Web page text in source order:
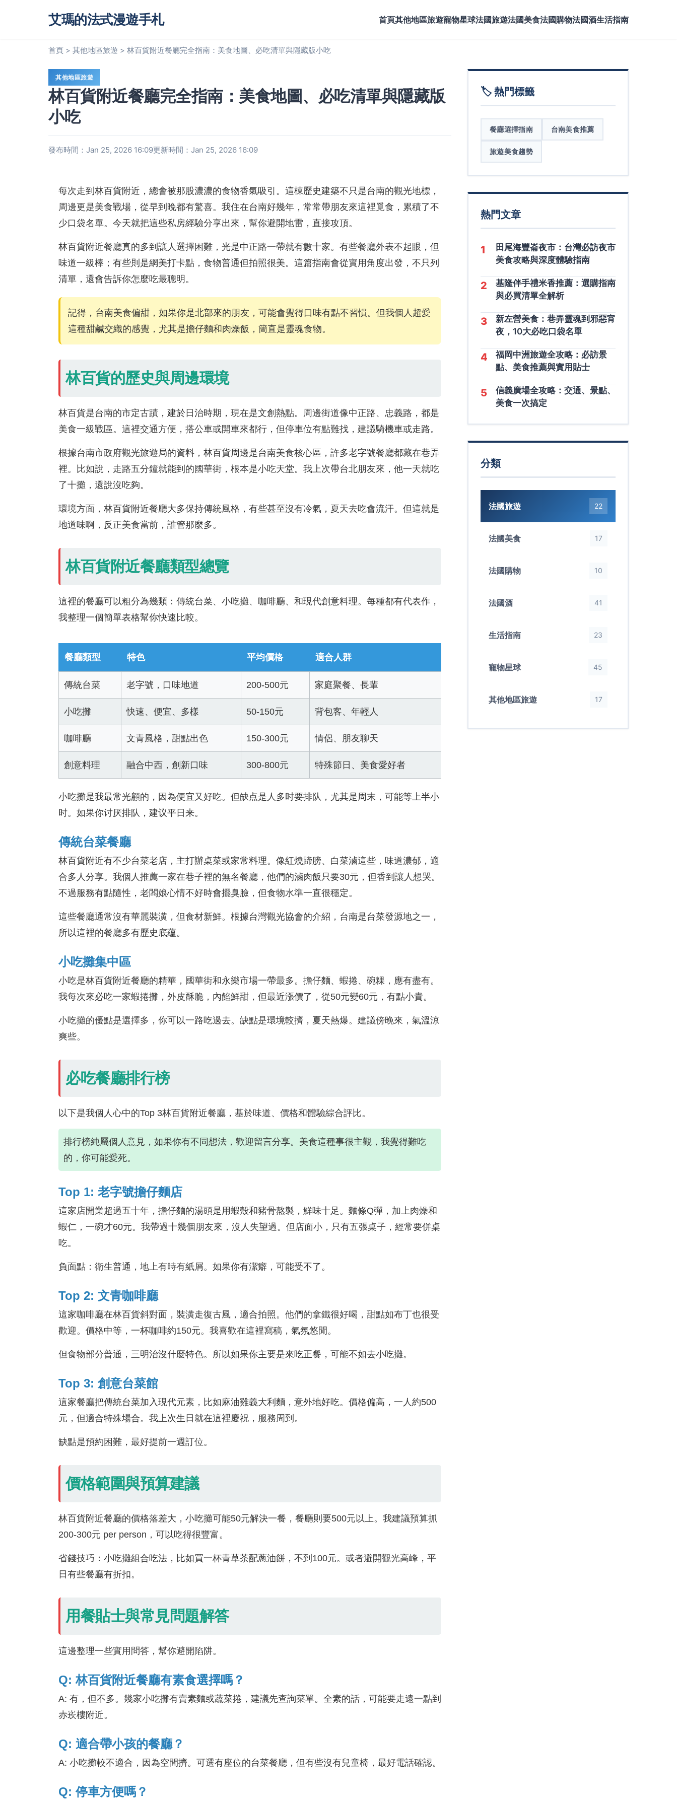
艾瑪的法式漫遊手札 首頁其他地區旅遊寵物星球法國旅遊法國美食法國購物法國酒生活指南
首頁 > 其他地區旅遊 > 林百貨附近餐廳完全指南：美食地圖、必吃清單與隱藏版小吃
其他地區旅遊
林百貨附近餐廳完全指南：美食地圖、必吃清單與隱藏版
小吃
發布時間：Jan 25, 2026 16:09更新時間：Jan 25, 2026 16:09
每次走到林百貨附近，總會被那股濃濃的食物香氣吸引。這棟歷史建築不只是台南的觀光地標，
周邊更是美食戰場，從早到晚都有驚喜。我住在台南好幾年，常常帶朋友來這裡覓食，累積了不
少口袋名單。今天就把這些私房經驗分享出來，幫你避開地雷，直接攻頂。
林百貨附近餐廳真的多到讓人選擇困難，光是中正路一帶就有數十家。有些餐廳外表不起眼，但
味道一級棒；有些則是網美打卡點，食物普通但拍照很美。這篇指南會從實用角度出發，不只列
清單，還會告訴你怎麼吃最聰明。
記得，台南美食偏甜，如果你是北部來的朋友，可能會覺得口味有點不習慣。但我個人超愛
這種甜鹹交織的感覺，尤其是擔仔麵和肉燥飯，簡直是靈魂食物。
林百貨的歷史與周邊環境
林百貨是台南的市定古蹟，建於日治時期，現在是文創熱點。周邊街道像中正路、忠義路，都是
美食一級戰區。這裡交通方便，搭公車或開車來都行，但停車位有點難找，建議騎機車或走路。
根據台南市政府觀光旅遊局的資料，林百貨周邊是台南美食核心區，許多老字號餐廳都藏在巷弄
裡。比如說，走路五分鐘就能到的國華街，根本是小吃天堂。我上次帶台北朋友來，他一天就吃
了十攤，還說沒吃夠。
環境方面，林百貨附近餐廳大多保持傳統風格，有些甚至沒有冷氣，夏天去吃會流汗。但這就是
地道味啊，反正美食當前，誰管那麼多。
林百貨附近餐廳類型總覽
這裡的餐廳可以粗分為幾類：傳統台菜、小吃攤、咖啡廳、和現代創意料理。每種都有代表作，
我整理一個簡單表格幫你快速比較。
餐廳類型 特色 平均價格 適合人群
傳統台菜 老字號，口味地道 200-500元 家庭聚餐、長輩
小吃攤 快速、便宜、多樣 50-150元 背包客、年輕人
咖啡廳 文青風格，甜點出色 150-300元 情侶、朋友聊天
創意料理 融合中西，創新口味 300-800元 特殊節日、美食愛好者
小吃攤是我最常光顧的，因為便宜又好吃。但缺点是人多时要排队，尤其是周末，可能等上半小
时。如果你讨厌排队，建议平日来。
傳統台菜餐廳
林百貨附近有不少台菜老店，主打辦桌菜或家常料理。像紅燒蹄膀、白菜滷這些，味道濃郁，適
合多人分享。我個人推薦一家在巷子裡的無名餐廳，他們的滷肉飯只要30元，但香到讓人想哭。
不過服務有點隨性，老闆娘心情不好時會擺臭臉，但食物水準一直很穩定。
這些餐廳通常沒有華麗裝潢，但食材新鮮。根據台灣觀光協會的介紹，台南是台菜發源地之一，
所以這裡的餐廳多有歷史底蘊。
小吃攤集中區
小吃是林百貨附近餐廳的精華，國華街和永樂市場一帶最多。擔仔麵、蝦捲、碗粿，應有盡有。
我每次來必吃一家蝦捲攤，外皮酥脆，內餡鮮甜，但最近漲價了，從50元變60元，有點小貴。
小吃攤的優點是選擇多，你可以一路吃過去。缺點是環境較擠，夏天熱爆。建議傍晚來，氣溫涼
爽些。
必吃餐廳排行榜
以下是我個人心中的Top 3林百貨附近餐廳，基於味道、價格和體驗綜合評比。
排行榜純屬個人意見，如果你有不同想法，歡迎留言分享。美食這種事很主觀，我覺得難吃
的，你可能愛死。
Top 1: 老字號擔仔麵店
這家店開業超過五十年，擔仔麵的湯頭是用蝦殼和豬骨熬製，鮮味十足。麵條Q彈，加上肉燥和
蝦仁，一碗才60元。我帶過十幾個朋友來，沒人失望過。但店面小，只有五張桌子，經常要併桌
吃。
負面點：衛生普通，地上有時有紙屑。如果你有潔癖，可能受不了。
Top 2: 文青咖啡廳
這家咖啡廳在林百貨斜對面，裝潢走復古風，適合拍照。他們的拿鐵很好喝，甜點如布丁也很受
歡迎。價格中等，一杯咖啡約150元。我喜歡在這裡寫稿，氣氛悠閒。
但食物部分普通，三明治沒什麼特色。所以如果你主要是來吃正餐，可能不如去小吃攤。
Top 3: 創意台菜館
這家餐廳把傳統台菜加入現代元素，比如麻油雞義大利麵，意外地好吃。價格偏高，一人約500
元，但適合特殊場合。我上次生日就在這裡慶祝，服務周到。
缺點是預約困難，最好提前一週訂位。
價格範圍與預算建議
林百貨附近餐廳的價格落差大，小吃攤可能50元解決一餐，餐廳則要500元以上。我建議預算抓
200-300元 per person，可以吃得很豐富。
省錢技巧：小吃攤組合吃法，比如買一杯青草茶配蔥油餅，不到100元。或者避開觀光高峰，平
日有些餐廳有折扣。
用餐貼士與常見問題解答
這邊整理一些實用問答，幫你避開陷阱。
Q: 林百貨附近餐廳有素食選擇嗎？
A: 有，但不多。幾家小吃攤有賣素麵或蔬菜捲，建議先查詢菜單。全素的話，可能要走遠一點到
赤崁樓附近。
Q: 適合帶小孩的餐廳？
A: 小吃攤較不適合，因為空間擠。可選有座位的台菜餐廳，但有些沒有兒童椅，最好電話確認。
Q: 停車方便嗎？
🏷️ 熱門標籤
餐廳選擇指南 台南美食推薦
旅遊美食趨勢
熱門文章
1
田尾海豐崙夜市：台灣必訪夜市
美食攻略與深度體驗指南
2
基隆伴手禮米香推薦：選購指南
與必買清單全解析
3
新左營美食：巷弄靈魂到邪惡宵
夜，10大必吃口袋名單
4
福岡中洲旅遊全攻略：必訪景
點、美食推薦與實用貼士
5
信義廣場全攻略：交通、景點、
美食一次搞定
分類
法國旅遊 22
法國美食 17
法國購物 10
法國酒 41
生活指南 23
寵物星球 45
其他地區旅遊 17